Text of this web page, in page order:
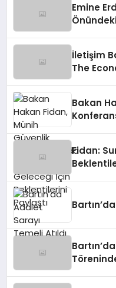
Emine
İletişim
The
Bakan
Fidan: